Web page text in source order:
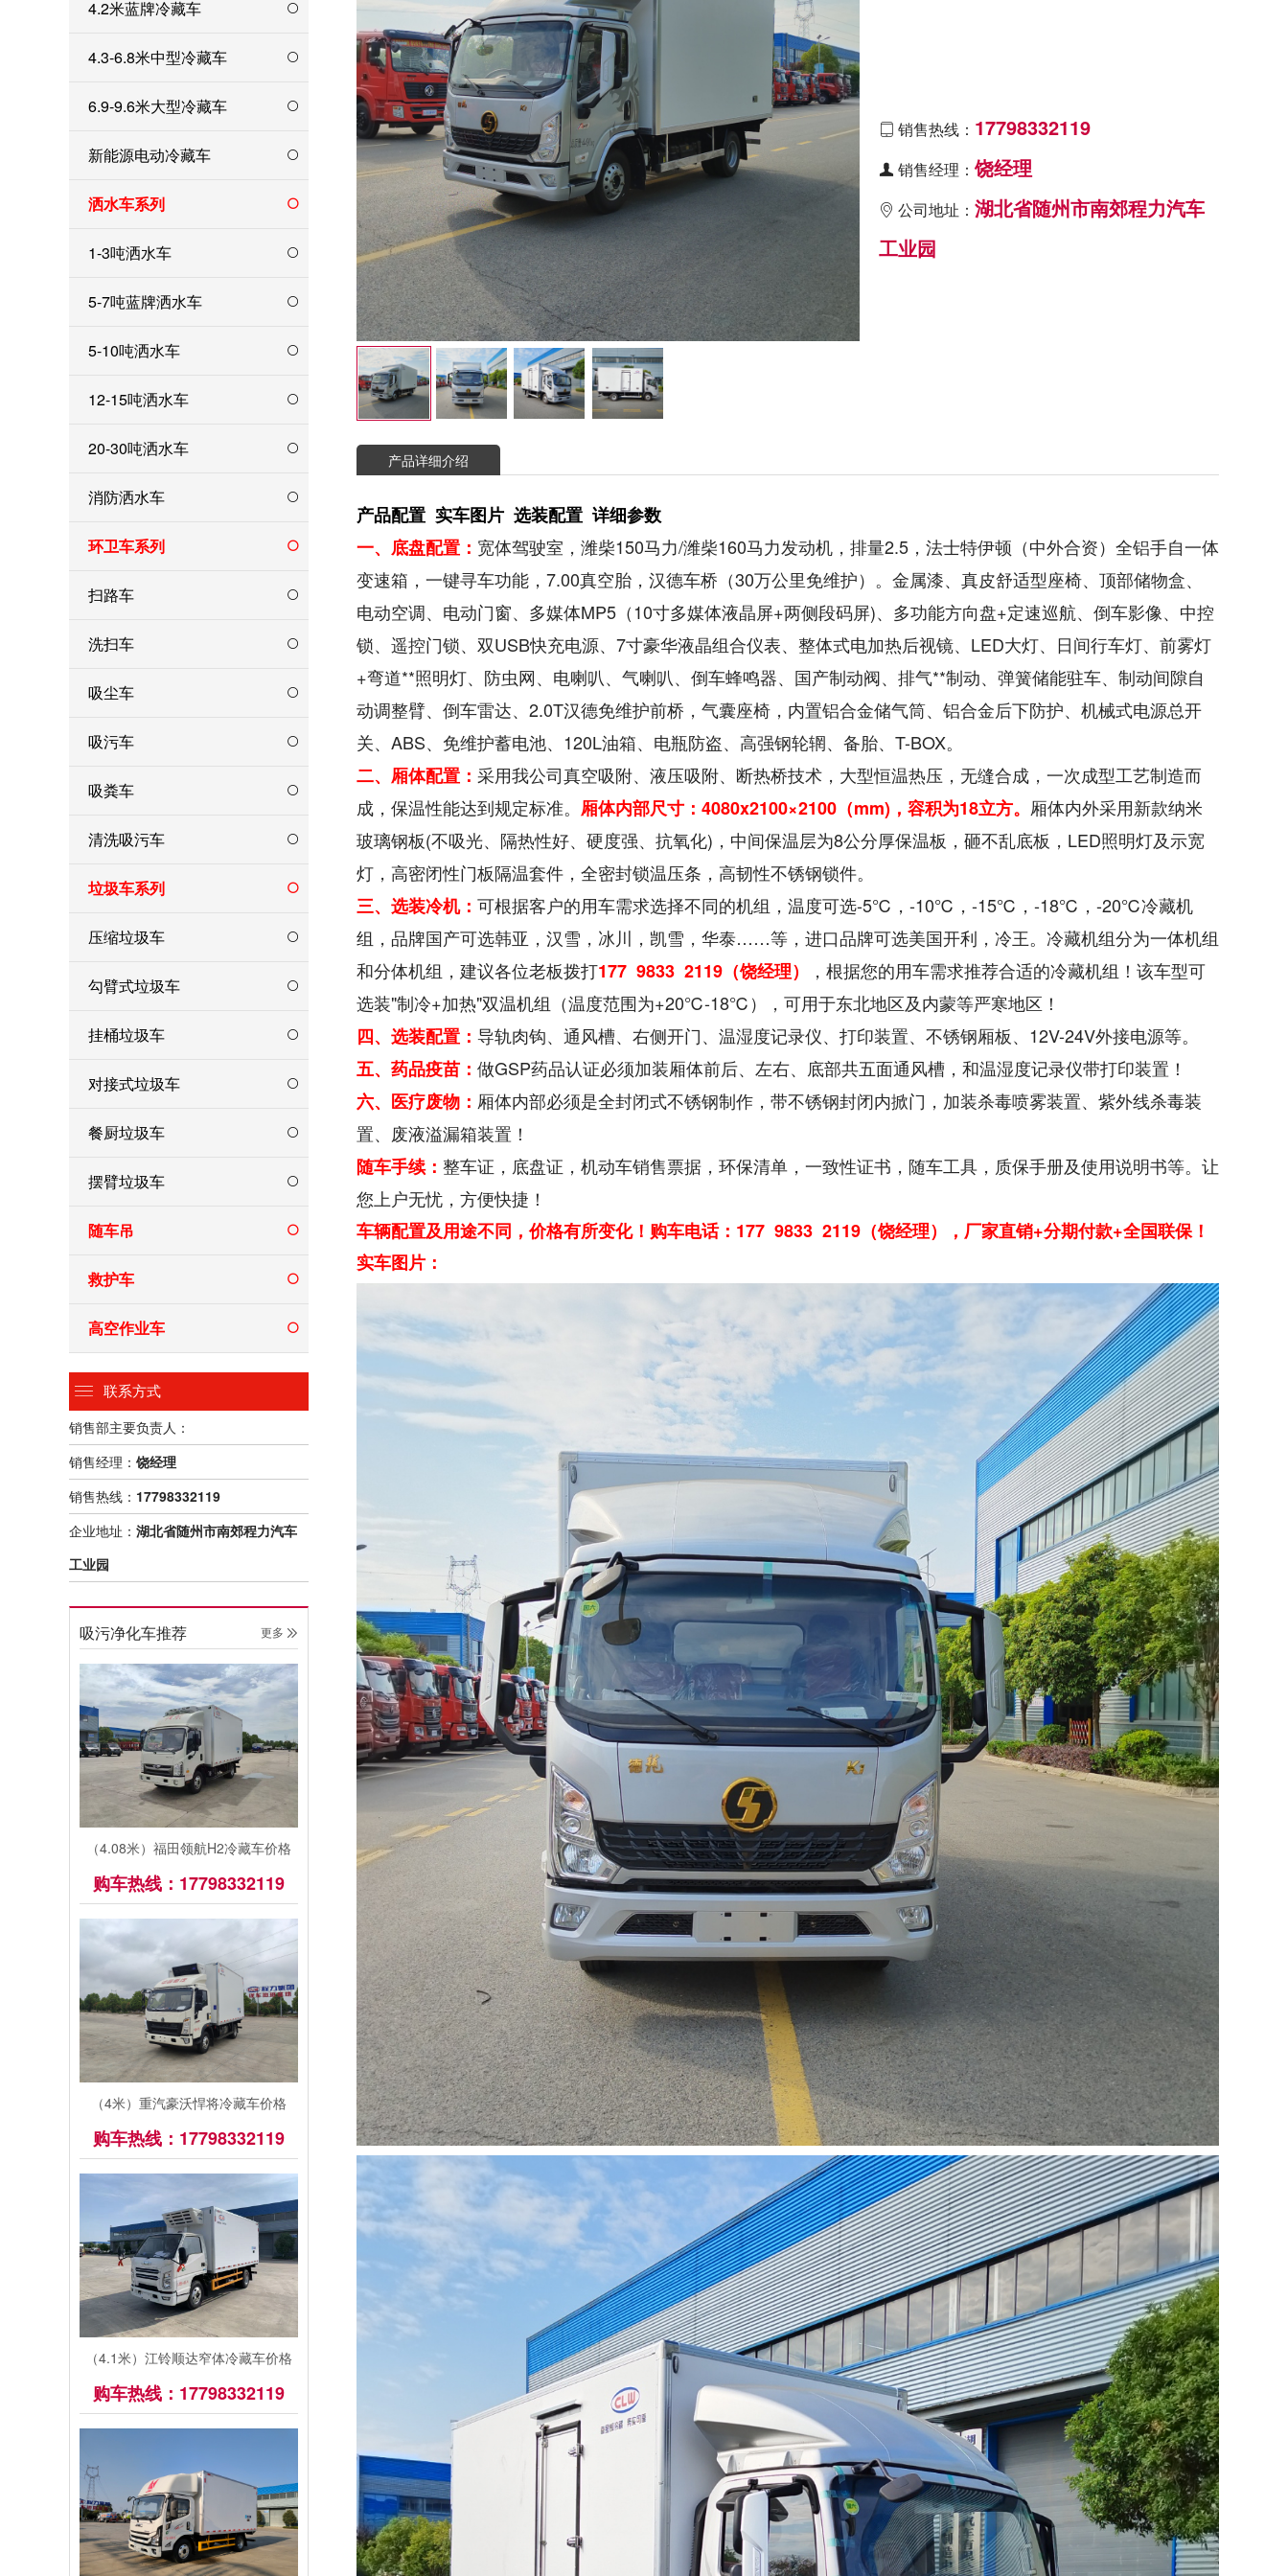
4.2米蓝牌冷藏车
4.3-6.8米中型冷藏车
6.9-9.6米大型冷藏车
新能源电动冷藏车
洒水车系列
1-3吨洒水车
5-7吨蓝牌洒水车
5-10吨洒水车
12-15吨洒水车
20-30吨洒水车
消防洒水车
环卫车系列
扫路车
洗扫车
吸尘车
吸污车
吸粪车
清洗吸污车
垃圾车系列
压缩垃圾车
勾臂式垃圾车
挂桶垃圾车
对接式垃圾车
餐厨垃圾车
摆臂垃圾车
随车吊
救护车
高空作业车
联系方式
销售部主要负责人：
销售经理： 饶经理
销售热线： 17798332119
企业地址： 湖北省随州市南郊程力汽车
工业园
吸污净化车推荐 更多 
（4.08米）福田领航H2冷藏车价格
购车热线：17798332119
（4米）重汽豪沃悍将冷藏车价格
购车热线：17798332119
（4.1米）江铃顺达窄体冷藏车价格
购车热线：17798332119
 销售热线： 17798332119
 销售经理： 饶经理
 公司地址： 湖北省随州市南郊程力汽车
工业园
产品详细介绍
产品配置 实车图片 选装配置 详细参数
一、底盘配置： 宽体驾驶室，潍柴150马力/潍柴160马力发动机，排量2.5，法士特伊顿（中外合资）全铝手自一体
变速箱，一键寻车功能，7.00真空胎，汉德车桥（30万公里免维护）。金属漆、真皮舒适型座椅、顶部储物盒、
电动空调、电动门窗、多媒体MP5（10寸多媒体液晶屏+两侧段码屏)、多功能方向盘+定速巡航、倒车影像、中控
锁、遥控门锁、双USB快充电源、7寸豪华液晶组合仪表、整体式电加热后视镜、LED大灯、日间行车灯、前雾灯
+弯道**照明灯、防虫网、电喇叭、气喇叭、倒车蜂鸣器、国产制动阀、排气**制动、弹簧储能驻车、制动间隙自
动调整臂、倒车雷达、2.0T汉德免维护前桥，气囊座椅，内置铝合金储气筒、铝合金后下防护、机械式电源总开
关、ABS、免维护蓄电池、120L油箱、电瓶防盗、高强钢轮辋、备胎、T-BOX。
二、厢体配置： 采用我公司真空吸附、液压吸附、断热桥技术，大型恒温热压，无缝合成，一次成型工艺制造而
成，保温性能达到规定标准。 厢体内部尺寸：4080x2100×2100 （mm)，容积为18立方。 厢体内外采用新款纳米
玻璃钢板(不吸光、隔热性好、硬度强、抗氧化)，中间保温层为8公分厚保温板，砸不乱底板，LED照明灯及示宽
灯，高密闭性门板隔温套件，全密封锁温压条，高韧性不锈钢锁件。
三、选装冷机： 可根据客户的用车需求选择不同的机组，温度可选-5℃，-10℃，-15℃，-18℃，-20℃冷藏机
组，品牌国产可选韩亚，汉雪，冰川，凯雪，华泰……等，进口品牌可选美国开利，冷王。冷藏机组分为一体机组
和分体机组，建议各位老板拨打177 9833 2119（饶经理）
，根据您的用车需求推荐合适的冷藏机组！该车型可
选装"制冷+加热"双温机组（温度范围为+20℃-18℃），可用于东北地区及内蒙等严寒地区！
四、选装配置： 导轨肉钩、通风槽、右侧开门、温湿度记录仪、打印装置、不锈钢厢板、12V-24V外接电源等。
五、药品疫苗： 做GSP药品认证必须加装厢体前后、左右、底部共五面通风槽，和温湿度记录仪带打印装置！
六、医疗废物： 厢体内部必须是全封闭式不锈钢制作，带不锈钢封闭内掀门，加装杀毒喷雾装置、紫外线杀毒装
置、废液溢漏箱装置！
随车手续： 整车证，底盘证，机动车销售票据，环保清单，一致性证书，随车工具，质保手册及使用说明书等。让
您上户无忧，方便快捷！
车辆配置及用途不同，价格有所变化！购车电话：177 9833 2119（饶经理），厂家直销+分期付款+全国联保！
实车图片：